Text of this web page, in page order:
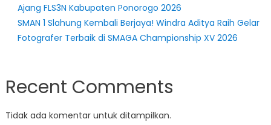
Ajang FLS3N Kabupaten Ponorogo 2026
SMAN 1 Slahung Kembali Berjaya! Windra Aditya Raih Gelar
Fotografer Terbaik di SMAGA Championship XV 2026
Recent Comments
Tidak ada komentar untuk ditampilkan.